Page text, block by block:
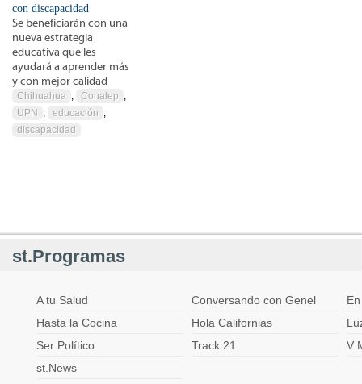
con discapacidad
Se beneficiarán con una
nueva estrategia
educativa que les
ayudará a aprender más
y con mejor calidad
Chihuahua , Conalep ,
UPN
, educación ,
discapacidad
st.Programas
A tu Salud Conversando con Genel
Hasta la Cocina
Hola Californias
Ser Político
Track 21
V
st.News